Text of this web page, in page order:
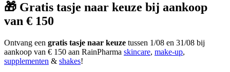
🎁 Gratis tasje naar keuze bij aankoop
van € 150
Ontvang een gratis tasje naar keuze tussen 1/08 en 31/08 bij
aankoop van € 150 aan RainPharma skincare, make-up,
supplementen & shakes!